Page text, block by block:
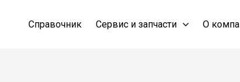
Справочник Сервис и запчасти О